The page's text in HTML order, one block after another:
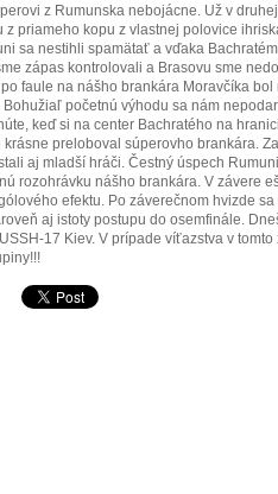
z Rumunska nebojácne. Už v
priameho kopu z vlastnej polovice
sa nestihli spamätať a vďaka
zápas kontrolovali a Brasovu sme
faule na nášho brankára Moravčíka bol
početnú výhodu sa nám
keď si na center Bachratého na
preloboval súperovho brankára.
aj mladší hráči. Čestný úspech
rozohrávku nášho brankára. V závere
efektu. Po záverečnom hvizde
aj istoty postupu do osemfinále.
17 Kiev. V prípade víťazstva v